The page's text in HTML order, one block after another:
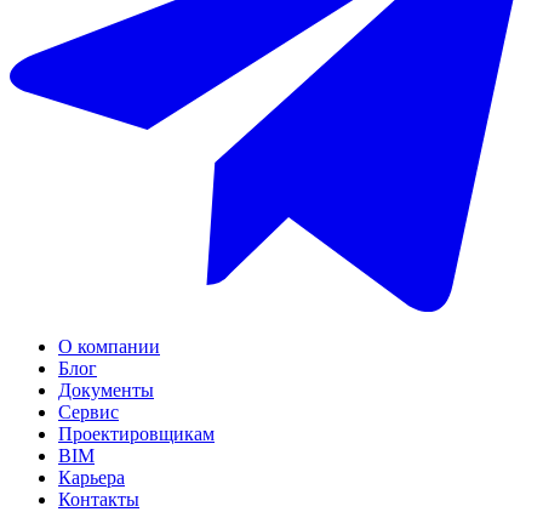
О компании
Блог
Документы
Сервис
Проектировщикам
BIM
Карьера
Контакты